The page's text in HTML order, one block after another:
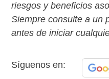
riesgos y beneficios
Siempre consulte a un
antes de iniciar
Síguenos en: